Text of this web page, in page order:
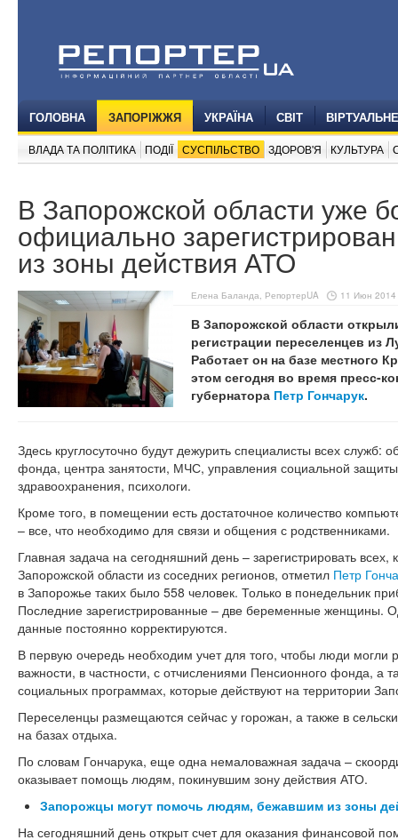
ГОЛОВНА ЗАПОРІЖЖЯ УКРАЇНА СВІТ
ВЛАДА ТА ПОЛІТИКА ПОДІЇ СУСПІЛЬСТВО ЗДОРОВ'Я КУЛЬТУРА
В Запорожской области уже
официально
из зоны действия АТО
Елена Баланда, РепортерUA 11 Июн 2014
В Запорожской области
регистрации переселенцев из
Работает он на базе местного
этом сегодня во время пресс-
губернатора Петр Гончарук.
Здесь круглосуточно будут дежурить специалисты всех служб:
фонда, центра занятости, МЧС, управления социальной
здравоохранения, психологи.
Кроме того, в помещении есть достаточное количество
– все, что необходимо для связи и общения с родственниками.
Главная задача на сегодняшний день – зарегистрировать
Запорожской области из соседних регионов, отметил Петр
в Запорожье таких было 558 человек. Только в понедельник
Последние зарегистрированные – две беременные женщины.
данные постоянно корректируются.
В первую очередь необходим учет для того, чтобы люди могли
важности, в частности, с отчислениями Пенсионного фонда, а
социальных программах, которые действуют на территории
Переселенцы размещаются сейчас у горожан, а также в
на базах отдыха.
По словам Гончарука, еще одна немаловажная задача –
оказывает помощь людям, покинувшим зону действия АТО.
Запорожцы могут помочь людям, бежавшим из зоны
На сегодняшний день открыт счет для оказания финансовой